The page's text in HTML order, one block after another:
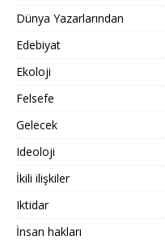
Dünya Yazarlarından
Edebiyat
Ekoloji
Felsefe
Gelecek
Ideoloji
İkili ilişkiler
Iktidar
İnsan hakları